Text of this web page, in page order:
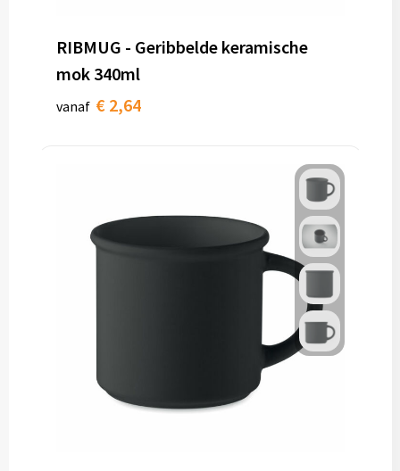
RIBMUG - Geribbelde keramische
mok 340ml
vanaf € 2,64